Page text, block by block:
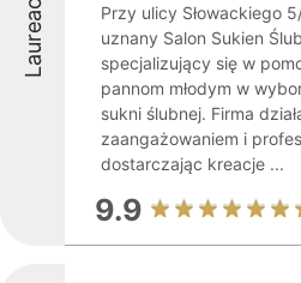
Laureaci
Przy ulicy Słowackiego
uznany Salon Sukien
specjalizujący się w
pannom młodym w
sukni ślubnej. Firma
zaangażowaniem i
dostarczając kreacje ...
9.9